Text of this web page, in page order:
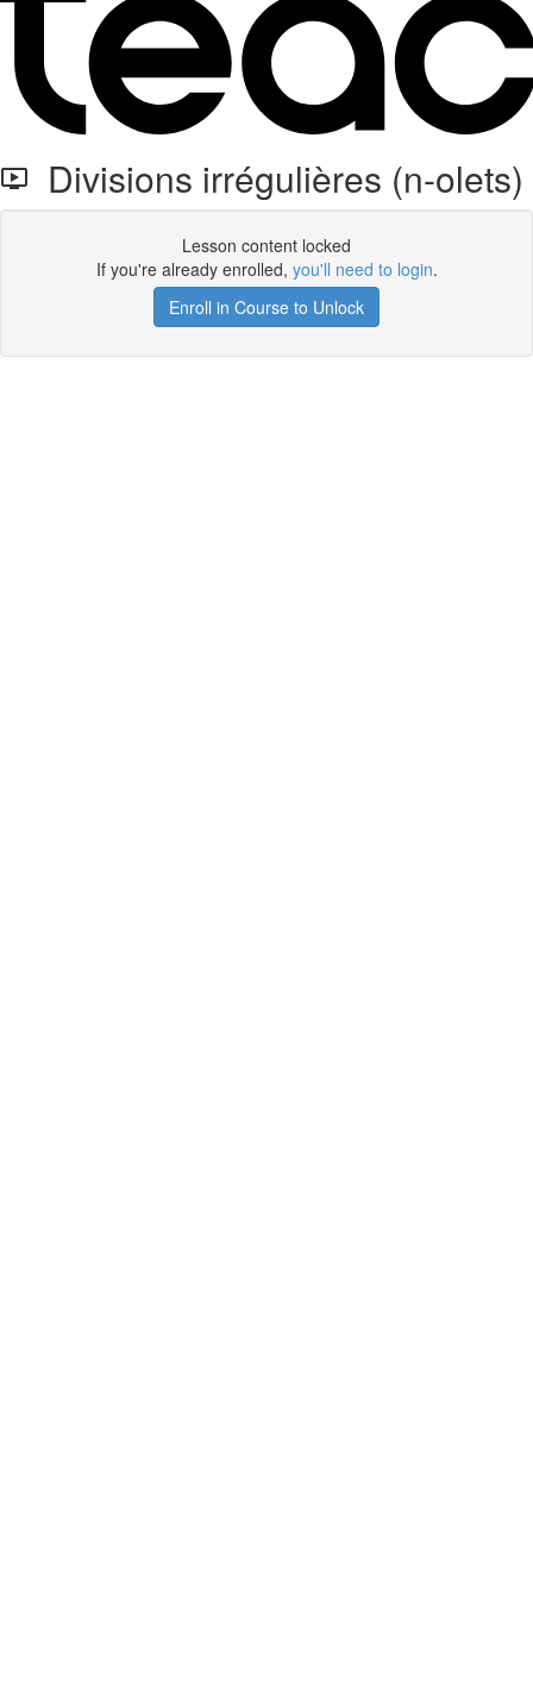
Divisions irrégulières (n-olets)
Lesson content locked
If you're already enrolled, you'll need to login.
Enroll in Course to Unlock